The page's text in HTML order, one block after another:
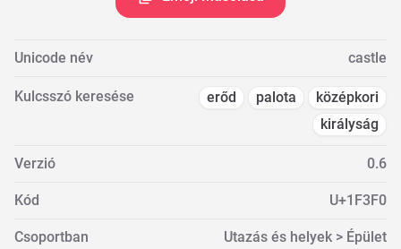
Unicode név castle
Kulcsszó keresése erőd palota
középkori
királyság
Verzió 0.6
Kód U+1F3F0
Csoportban Utazás és helyek > Épület